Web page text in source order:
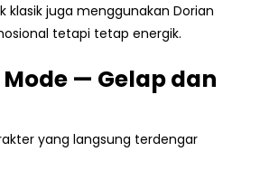
klasik juga menggunakan Dorian
tetapi tetap energik.
— Gelap dan
yang langsung terdengar